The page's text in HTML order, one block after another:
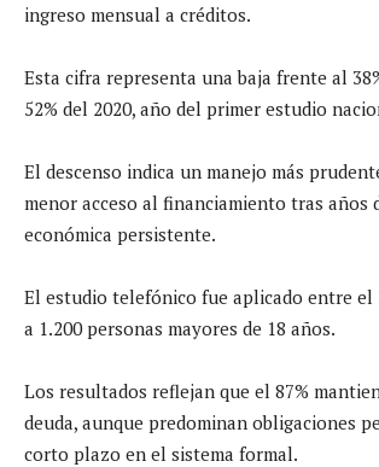
ingreso mensual a créditos.
Esta cifra representa una baja frente al
52% del 2020, año del primer estudio
El descenso indica un manejo más
menor acceso al financiamiento tras años
económica persistente.
El estudio telefónico fue aplicado entre el
a 1.200 personas mayores de 18 años.
Los resultados reflejan que el 87%
deuda, aunque predominan obligaciones
corto plazo en el sistema formal.